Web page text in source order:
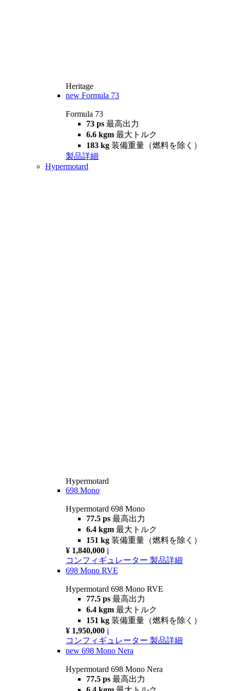
Heritage
new Formula 73
Formula 73
73 ps 最高出力
6.6 kgm 最大トルク
183 kg 装備重量（燃料を除く）
製品詳細
Hypermotard
Hypermotard
698 Mono
Hypermotard 698 Mono
77.5 ps 最高出力
6.4 kgm 最大トルク
151 kg 装備重量（燃料を除く）
¥ 1,840,000 i
コンフィギュレーター 製品詳細
698 Mono RVE
Hypermotard 698 Mono RVE
77.5 ps 最高出力
6.4 kgm 最大トルク
151 kg 装備重量（燃料を除く）
¥ 1,950,000 i
コンフィギュレーター 製品詳細
new 698 Mono Nera
Hypermotard 698 Mono Nera
77.5 ps 最高出力